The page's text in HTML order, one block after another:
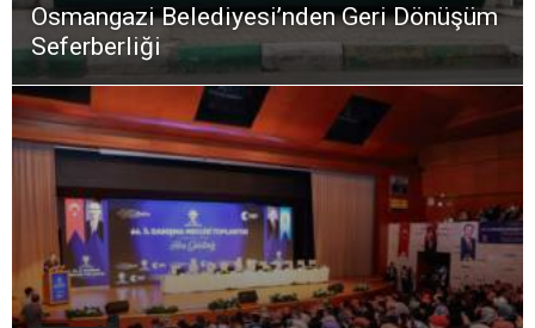
Osmangazi Belediyesi’nden Geri Dönüşüm
Seferberliği